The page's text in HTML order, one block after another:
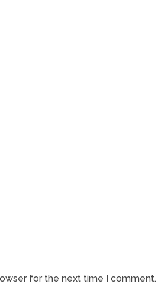
for the next time I comment.